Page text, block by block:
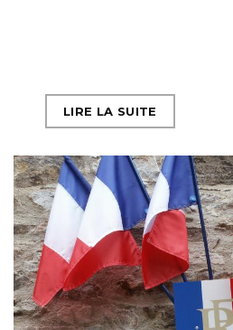
LIRE LA SUITE